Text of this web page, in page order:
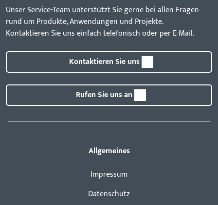
Unser Service-Team unterstützt Sie gerne bei allen Fragen
rund um Produkte, Anwendungen und Projekte.
Kontaktieren Sie uns einfach telefonisch oder per E-Mail.
Kontaktieren Sie uns
Rufen Sie uns an
Allgemeines
Impressum
Datenschutz